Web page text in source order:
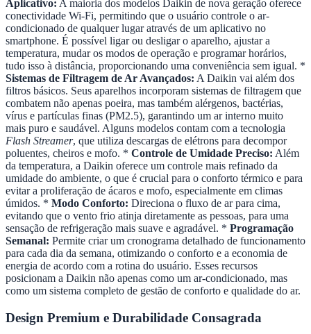
Aplicativo: A maioria dos modelos Daikin de nova geração oferece
conectividade Wi-Fi, permitindo que o usuário controle o ar-
condicionado de qualquer lugar através de um aplicativo no
smartphone. É possível ligar ou desligar o aparelho, ajustar a
temperatura, mudar os modos de operação e programar horários,
tudo isso à distância, proporcionando uma conveniência sem igual. *
Sistemas de Filtragem de Ar Avançados: A Daikin vai além dos
filtros básicos. Seus aparelhos incorporam sistemas de filtragem que
combatem não apenas poeira, mas também alérgenos, bactérias,
vírus e partículas finas (PM2.5), garantindo um ar interno muito
mais puro e saudável. Alguns modelos contam com a tecnologia
Flash Streamer, que utiliza descargas de elétrons para decompor
poluentes, cheiros e mofo. * Controle de Umidade Preciso: Além
da temperatura, a Daikin oferece um controle mais refinado da
umidade do ambiente, o que é crucial para o conforto térmico e para
evitar a proliferação de ácaros e mofo, especialmente em climas
úmidos. * Modo Conforto: Direciona o fluxo de ar para cima,
evitando que o vento frio atinja diretamente as pessoas, para uma
sensação de refrigeração mais suave e agradável. * Programação
Semanal: Permite criar um cronograma detalhado de funcionamento
para cada dia da semana, otimizando o conforto e a economia de
energia de acordo com a rotina do usuário. Esses recursos
posicionam a Daikin não apenas como um ar-condicionado, mas
como um sistema completo de gestão de conforto e qualidade do ar.
Design Premium e Durabilidade Consagrada